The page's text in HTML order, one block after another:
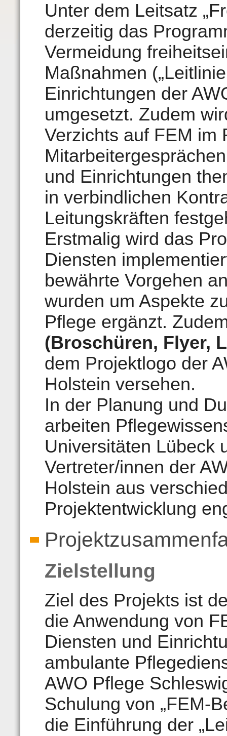
Unter dem Leitsatz
derzeitig das
Vermeidung
Maßnahmen
Einrichtungen der
umgesetzt. Zudem
Verzichts auf FEM im
und Einrichtungen
in verbindlichen
Leitungskräften
Erstmalig wird das
Diensten
bewährte Vorgehen
wurden um Aspekte
Pflege ergänzt.
(Broschüren, Flyer,
dem Projektlogo der
Holstein versehen.
In der Planung und
arbeiten
Universitäten Lübeck
Vertreter/innen der
Holstein aus
Projektentwicklung
Zielstellung
Ziel des Projekts ist
die Anwendung von
Diensten und
ambulante
AWO Pflege
Schulung von „FEM-
die Einführung der